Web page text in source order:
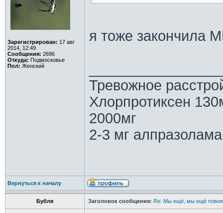
Зарегистрирован: 17 авг
2014, 12:49
Сообщения: 2696
Откуда: Подмосковье
Пол: Женский
я тоже
Тревожное
Хлорпротиксен
2000мг
2-3 мг
Вернуться к началу
Бубля Заголовок сообщения: Re: Мы ещё, мы ещё